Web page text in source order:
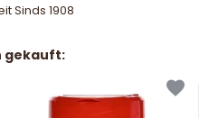
Sinds 1908
gekauft: